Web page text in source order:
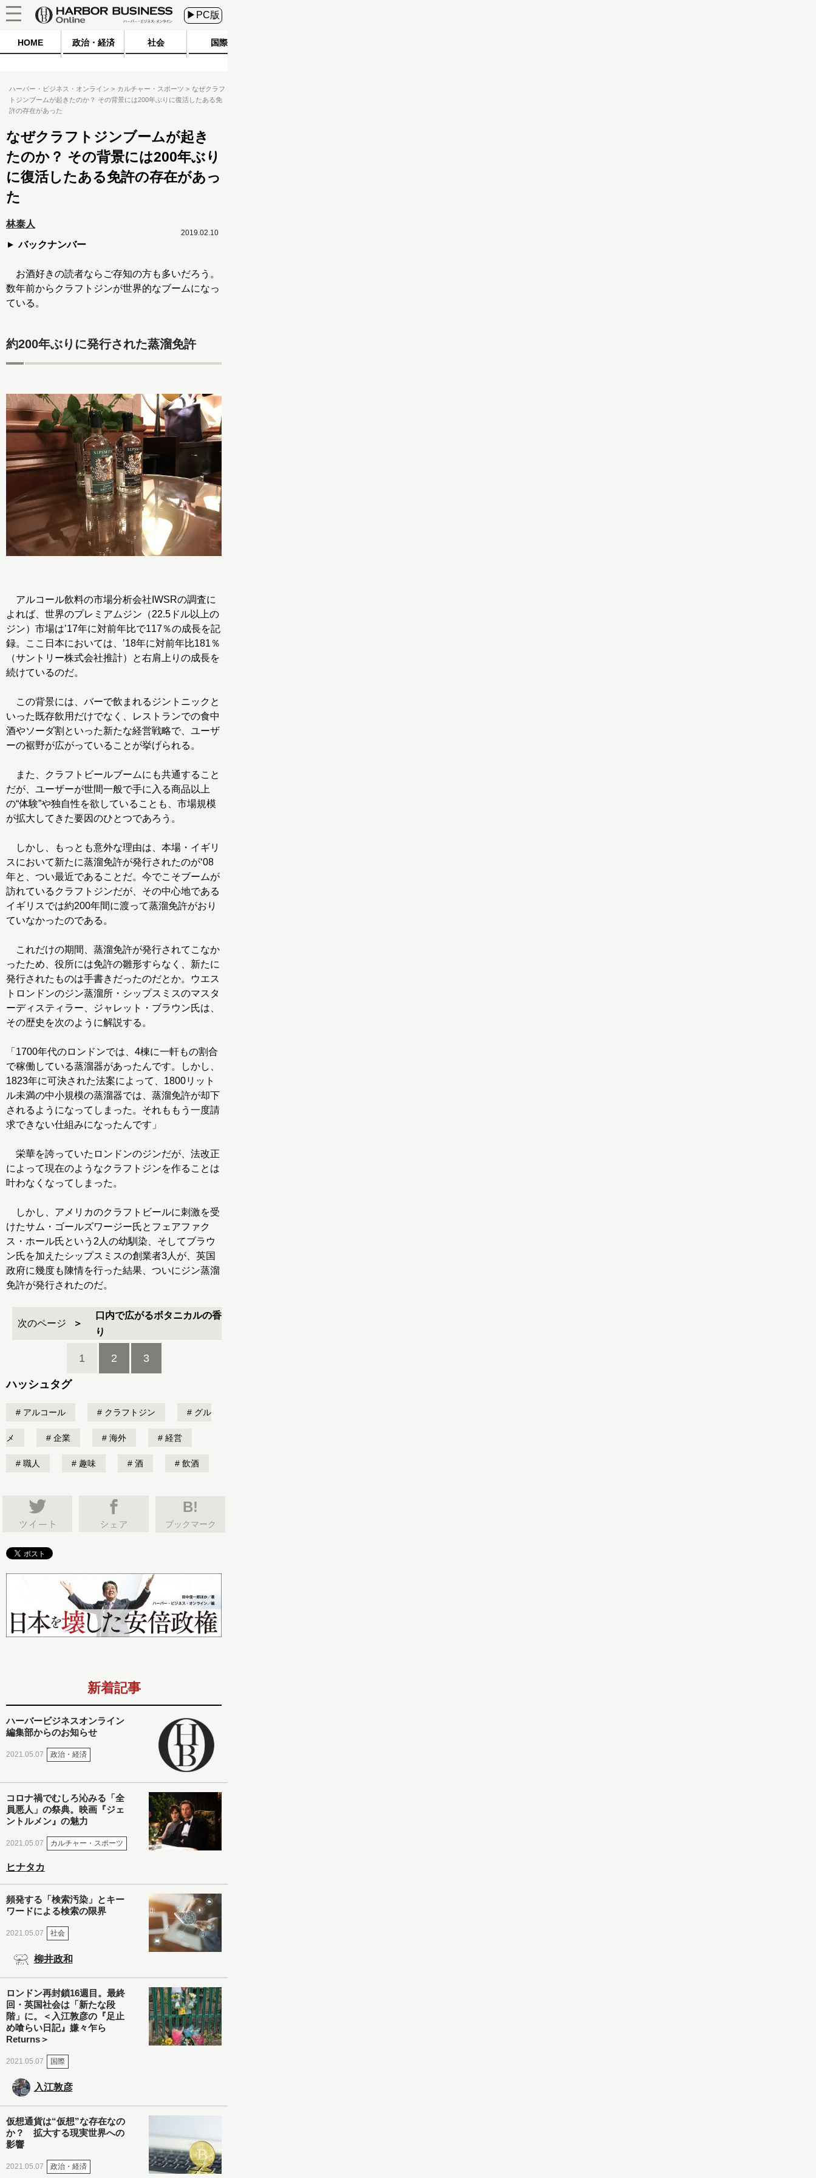
▶PC版
HOME 政治・経済 社会 国際
ハーバー・ビジネス・オンライン カルチャー・スポーツ
なぜクラフ
トジンブームが起きたのか？ その背景には200年ぶりに復活したある免
許の存在があった
なぜクラフトジンブームが起き
たのか？ その背景には200年ぶり
に復活したある免許の存在があっ
た
林泰人
バックナンバー
2019.02.10
お酒好きの読者ならご存知の方も多いだろう。
数年前からクラフトジンが世界的なブームになっ
ている。
約200年ぶりに発行された蒸溜免許
アルコール飲料の市場分析会社IWSRの調査に
よれば、世界のプレミアムジン（22.5ドル以上の
ジン）市場は’17年に対前年比で117％の成長を記
録。ここ日本においては、’18年に対前年比181％
（サントリー株式会社推計）と右肩上りの成長を
続けているのだ。
この背景には、バーで飲まれるジントニックと
いった既存飲用だけでなく、レストランでの食中
酒やソーダ割といった新たな経営戦略で、ユーザ
ーの裾野が広がっていることが挙げられる。
また、クラフトビールブームにも共通すること
だが、ユーザーが世間一般で手に入る商品以上
の“体験”や独自性を欲していることも、市場規模
が拡大してきた要因のひとつであろう。
しかし、もっとも意外な理由は、本場・イギリ
スにおいて新たに蒸溜免許が発行されたのが‘08
年と、つい最近であることだ。今でこそブームが
訪れているクラフトジンだが、その中心地である
イギリスでは約200年間に渡って蒸溜免許がおり
ていなかったのである。
これだけの期間、蒸溜免許が発行されてこなか
ったため、役所には免許の雛形すらなく、新たに
発行されたものは手書きだったのだとか。ウエス
トロンドンのジン蒸溜所・シップスミスのマスタ
ーディスティラー、ジャレット・ブラウン氏は、
その歴史を次のように解説する。
「1700年代のロンドンでは、4棟に一軒もの割合
で稼働している蒸溜器があったんです。しかし、
1823年に可決された法案によって、1800リット
ル未満の中小規模の蒸溜器では、蒸溜免許が却下
されるようになってしまった。それももう一度請
求できない仕組みになったんです」
栄華を誇っていたロンドンのジンだが、法改正
によって現在のようなクラフトジンを作ることは
叶わなくなってしまった。
しかし、アメリカのクラフトビールに刺激を受
けたサム・ゴールズワージー氏とフェアファク
ス・ホール氏という2人の幼馴染、そしてブラウ
ン氏を加えたシップスミスの創業者3人が、英国
政府に幾度も陳情を行った結果、ついにジン蒸溜
免許が発行されたのだ。
次のページ
口内で広がるボタニカルの香
り
1 2 3
ハッシュタグ
アルコール クラフトジン グル
メ 企業 海外 経営
職人 趣味 酒 飲酒
B!
ブックマーク
新着記事
ハーバービジネスオンライン
編集部からのお知らせ
2021.05.07 政治・経済
コロナ禍でむしろ沁みる「全
員悪人」の祭典。映画『ジェ
ントルメン』の魅力
2021.05.07 カルチャー・スポーツ
ヒナタカ
頻発する「検索汚染」とキー
ワードによる検索の限界
2021.05.07 社会
柳井政和
ロンドン再封鎖16週目。最終
回・英国社会は「新たな段
階」に。＜入江敦彦の『足止
め喰らい日記』嫌々乍ら
Returns＞
2021.05.07 国際
入江敦彦
仮想通貨は“仮想”な存在なの
か？ 拡大する現実世界への
影響
2021.05.07 政治・経済